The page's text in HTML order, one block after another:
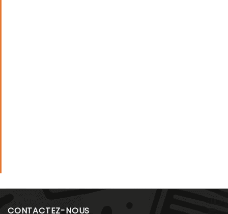
CONTACTEZ-NOUS